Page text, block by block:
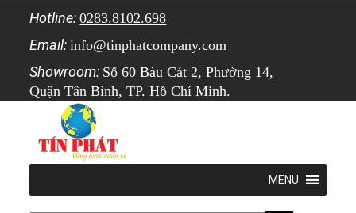
Hotline: 0283.8102.698
Email: info@tinphatcompany.com
Showroom: Số 60 Bàu Cát 2, Phường 14,
Quận Tân Bình, TP. Hồ Chí Minh.
MENU